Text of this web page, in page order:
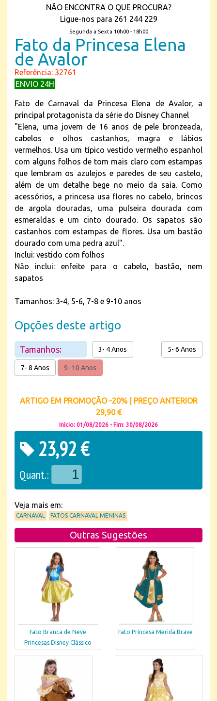
NÃO ENCONTRA O QUE PROCURA?
Ligue-nos para 261 244 229
Segunda a Sexta 10h00 - 18h00
Fato da Princesa Elena
de Avalor
Referência: 32761
ENVIO 24H
Fato de Carnaval da Princesa Elena de Avalor, a
principal protagonista da série do Disney Channel
"Elena, uma jovem de 16 anos de pele bronzeada,
cabelos e olhos castanhos, magra e lábios
vermelhos. Usa um típico vestido vermelho espanhol
com alguns folhos de tom mais claro com estampas
que lembram os azulejos e paredes de seu castelo,
além de um detalhe bege no meio da saia. Como
acessórios, a princesa usa flores no cabelo, brincos
de argola douradas, uma pulseira dourada com
esmeraldas e um cinto dourado. Os sapatos são
castanhos com estampas de flores. Usa um bastão
dourado com uma pedra azul".
Inclui: vestido com folhos
Não inclui: enfeite para o cabelo, bastão, nem
sapatos
Tamanhos: 3-4, 5-6, 7-8 e 9-10 anos
Opções deste artigo
Tamanhos: 3- 4 Anos 5- 6 Anos
7- 8 Anos 9- 10 Anos
ARTIGO EM PROMOÇÃO -20% | PREÇO ANTERIOR
29,90 €
Início: 01/08/2026 - Fim: 30/08/2026
23,92 €
Quant.:
Veja mais em:
CARNAVAL FATOS CARNAVAL MENINAS
Outras Sugestões
Fato Branca de Neve
Princesas Disney Clássico
Fato Princesa Merida Brave